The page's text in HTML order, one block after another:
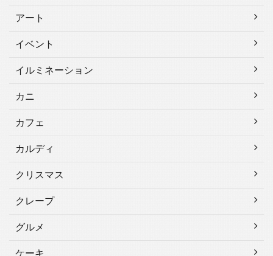
アート
イベント
イルミネーション
カニ
カフェ
カルディ
クリスマス
クレープ
グルメ
ケーキ